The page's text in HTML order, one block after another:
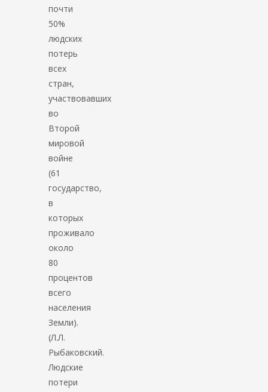
почти
50%
людских
потерь
всех
стран,
участвовавших
во
Второй
мировой
войне
(61
государство,
в
которых
проживало
около
80
процентов
всего
населения
Земли).
(Л.Л.
Рыбаковский.
Людские
потери